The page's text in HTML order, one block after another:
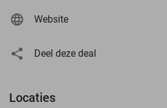
Website
Deel deze deal
Locaties